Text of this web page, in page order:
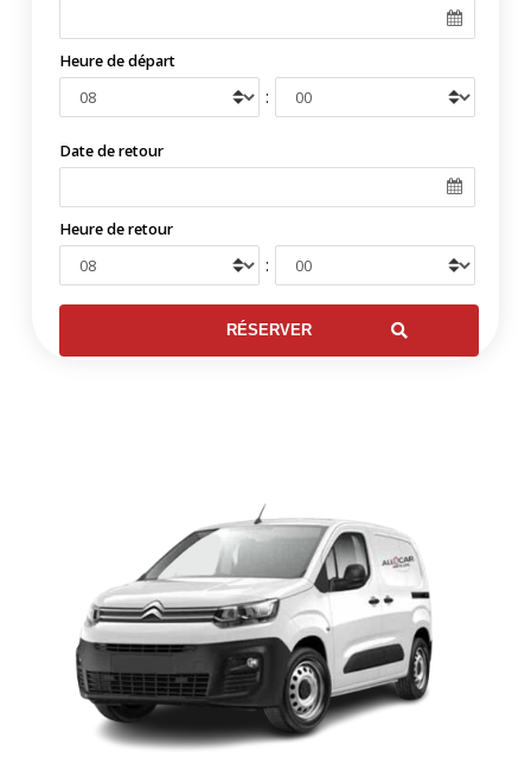
Heure de départ
:
Date de retour
Heure de retour
: